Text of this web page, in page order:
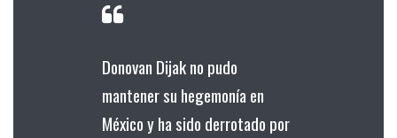
Donovan Dijak no pudo
mantener su hegemonía en
México y ha sido derrotado por